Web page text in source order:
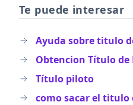
Te puede interesar
Ayuda sobre titulo
Obtencion Título de
Título piloto
como sacar el titulo